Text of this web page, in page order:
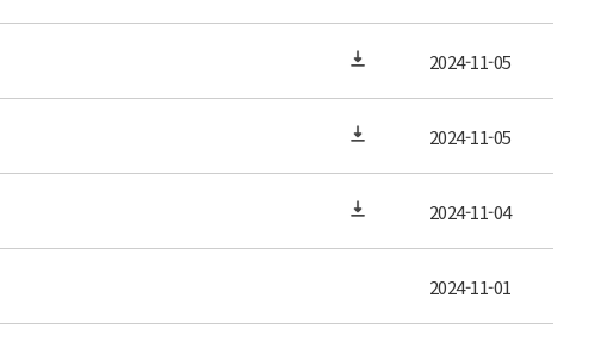
2024-11-05
2024-11-05
2024-11-04
2024-11-01